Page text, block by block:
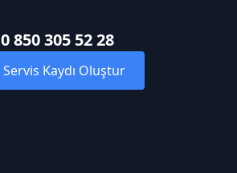
0 850 305 52 28
Servis Kaydı Oluştur